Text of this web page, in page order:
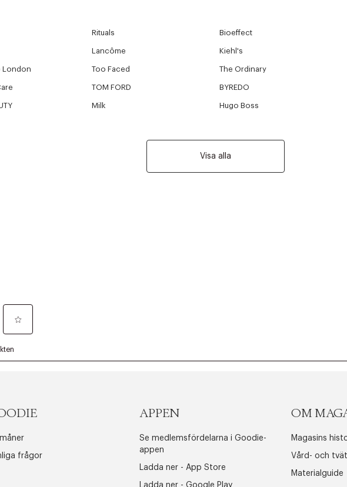
Rituals Bioeffect
Lancôme Kiehl's
London Too Faced The Ordinary
TOM FORD BYREDO
Milk Hugo Boss
Visa alla
frågor
APPEN
Se medlemsfördelarna i Goodie-
appen
Ladda ner - App Store
Ladda ner - Google Play
OM
Magasins
Vård- och
Materialguide